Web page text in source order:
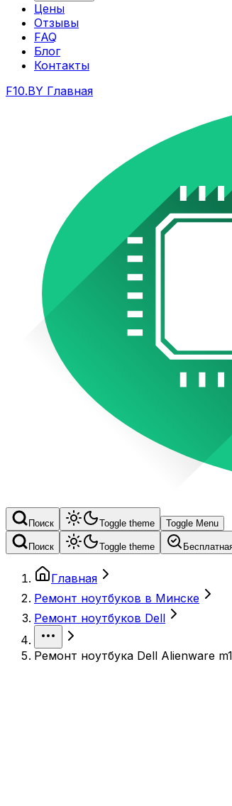
Цены
Отзывы
FAQ
Блог
Контакты
F10.BY Главная
Поиск Toggle theme Toggle Menu
Поиск Toggle theme
Главная
Ремонт ноутбуков в Минске
Ремонт ноутбуков Dell
Ремонт ноутбука Dell Alienware